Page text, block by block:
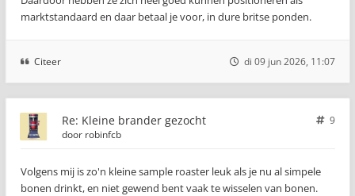
marktstandaard en daar betaal je voor, in dure britse ponden.
Citeer di 09 jun 2026, 11:07
Re: Kleine brander gezocht
9
door robinfcb
Volgens mij is zo'n kleine sample roaster leuk als je nu al simpele
bonen drinkt, en niet gewend bent vaak te wisselen van bonen.